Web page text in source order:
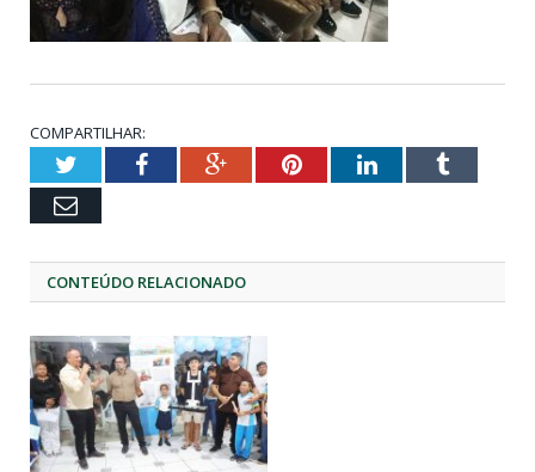
COMPARTILHAR:
TwitterFacebookGoogle+PinterestLinkedInTumblr
Email
CONTEÚDO RELACIONADO